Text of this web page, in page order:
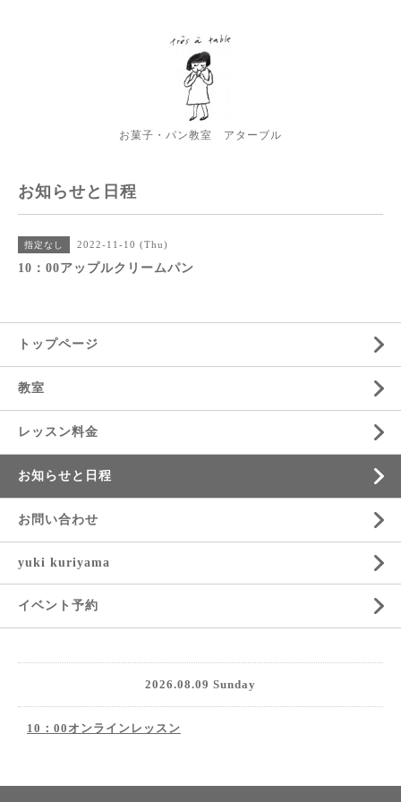
お菓子・パン教室 アターブル
お知らせと日程
指定なし 2022-11-10 (Thu)
10：00アップルクリームパン
トップページ
教室
レッスン料金
お知らせと日程
お問い合わせ
yuki kuriyama
イベント予約
2026.08.09 Sunday
10：00オンラインレッスン